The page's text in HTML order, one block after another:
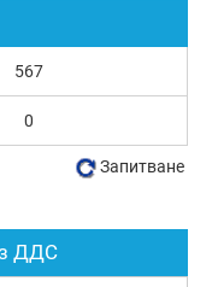
ДДС
567
0
Запитване